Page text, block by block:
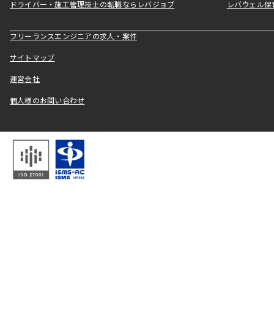
ドライバー・施工管理技士の転職ならレバジョブ レバウェル
フリーランスエンジニアの求人・案件
サイトマップ
運営会社
個人様のお問い合わせ